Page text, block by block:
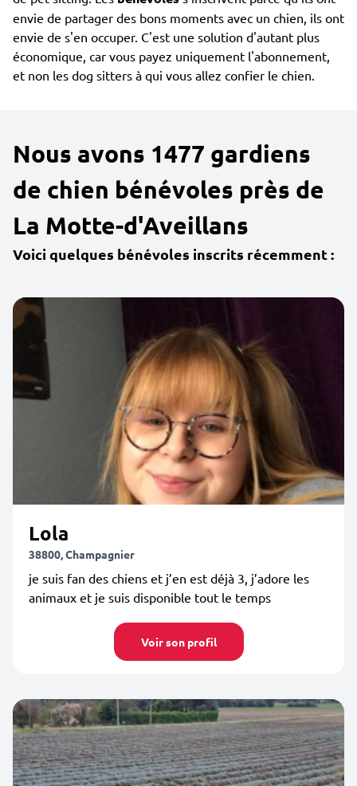
envie de partager des bons moments avec un chien, ils ont
envie de s'en occuper. C'est une solution d'autant plus
économique, car vous payez uniquement l'abonnement,
et non les dog sitters à qui vous allez confier le chien.
Nous avons 1477 gardiens
de chien bénévoles près de
La Motte-d'Aveillans
Voici quelques bénévoles inscrits récemment :
Lola
38800, Champagnier
je suis fan des chiens et j’en est déjà 3, j’adore les
animaux et je suis disponible tout le temps
Voir son profil